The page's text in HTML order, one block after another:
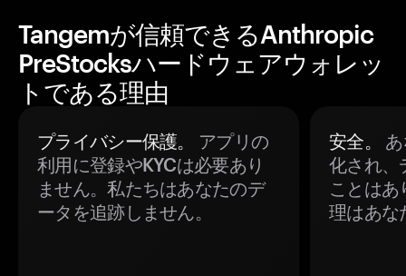
Tangemが信頼できるAnthropic
PreStocksハードウェアウォレッ
トである理由
プライバシー保護。
アプリの
利用に登録やKYCは必要あり
ません。私たちはあなたのデ
ータを追跡しません。
安全。
化され、
ことはあ
理はあな